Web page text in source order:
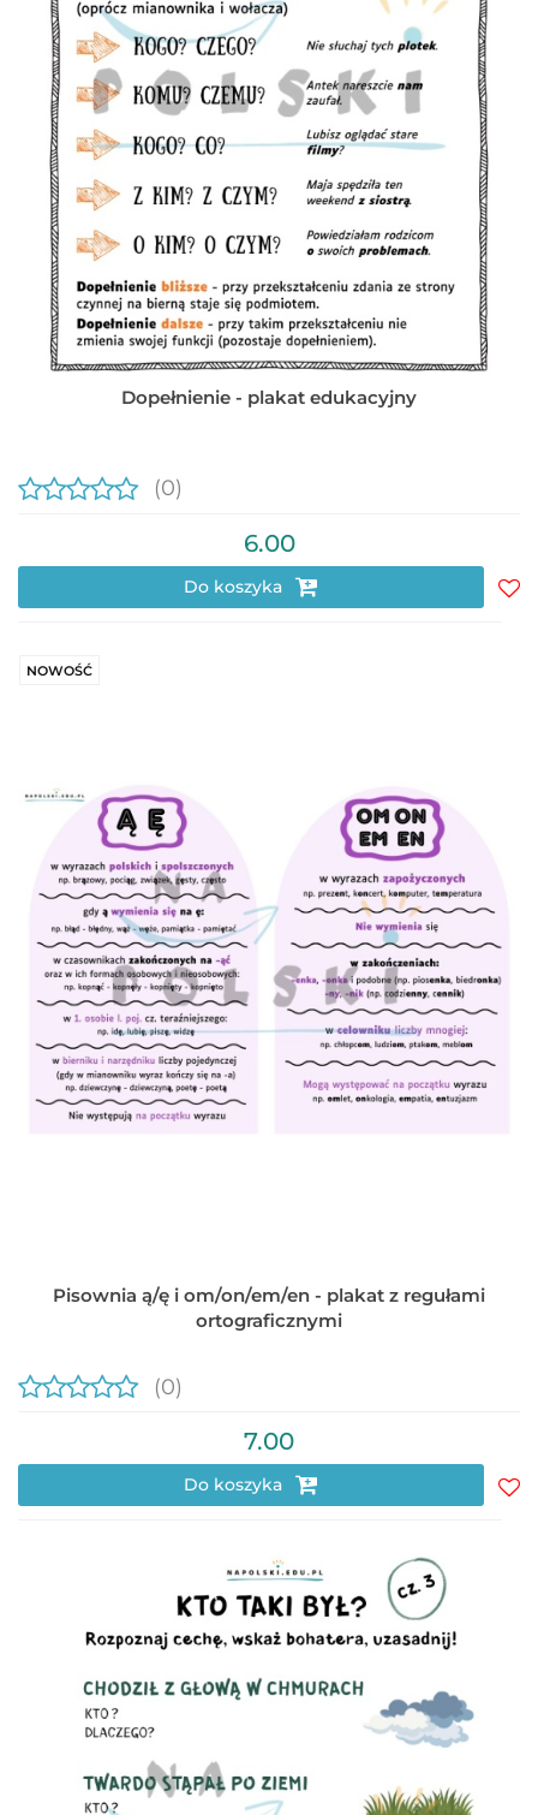
Dopełnienie - plakat edukacyjny
(0)
6.00
Do koszyka
NOWOŚĆ
Pisownia ą/ę i om/on/em/en - plakat z regułami
ortograficznymi
(0)
7.00
Do koszyka